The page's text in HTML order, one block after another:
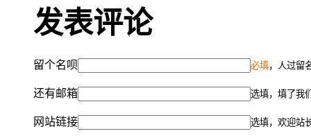
发表评论
留个名呗 必填，人过留
还有邮箱 选填，填了我
网站链接 选填，欢迎站